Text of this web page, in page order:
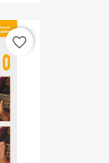
favorite_border